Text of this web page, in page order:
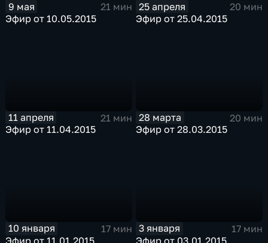
9 мая
21 мин
Эфир от 10.05.2015
25 апреля
20 мин
Эфир от 25.04.2015
11 апреля
21 мин
Эфир от 11.04.2015
28 марта
20 мин
Эфир от 28.03.2015
10 января
17 мин
Эфир от 11.01.2015
3 января
17 мин
Эфир от 03.01.2015